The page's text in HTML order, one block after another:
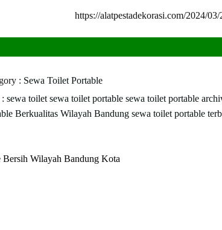
https://alatpestadekorasi.com/2024/
: Sewa Toilet Portable
sewa toilet sewa toilet portable sewa toilet portable
Berkualitas Wilayah Bandung sewa toilet portable
Bersih Wilayah Bandung Kota